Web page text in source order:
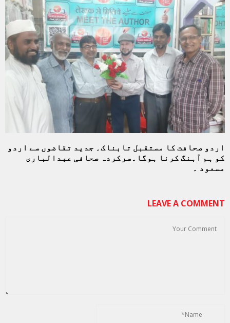
اردو صحافت کا مستقبل تابناک۔ جدید تقاضوں سے اردو
کو ہم آہنگ کرنا ہوگا۔سرکردہ صحافی عبدالباری
مسعود ۔
LEAVE A COMMENT